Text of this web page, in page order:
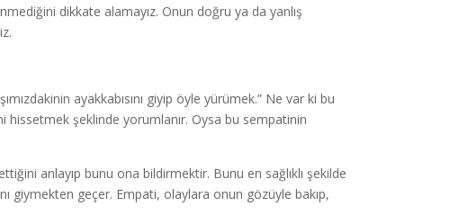
dikkate alamayız. Onun doğru ya da yanlış
ayakkabısını giyip öyle yürümek.” Ne var ki bu
hissetmek şeklinde yorumlanır. Oysa bu sempatinin
anlayıp bunu ona bildirmektir. Bunu en sağlıklı şekilde
giymekten geçer. Empati, olaylara onun gözüyle bakıp,